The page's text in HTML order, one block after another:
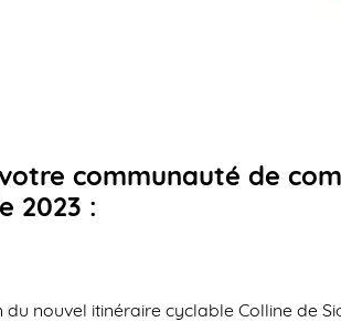
communauté de
2023 :
du nouvel itinéraire cyclable Colline de